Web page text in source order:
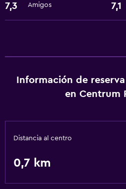
Secador de pelo
General
Espacio de almacenamiento
Spa
Sauna
7,3 Amigos 7,1
Información de
en Centrum
Distancia al centro
0,7 km